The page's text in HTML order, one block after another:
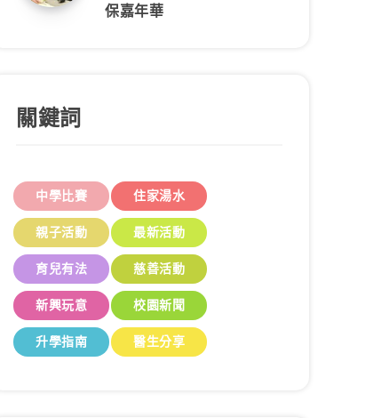
保嘉年華
關鍵詞
中學比賽 住家湯水
親子活動 最新活動
育兒有法 慈善活動
新興玩意 校園新聞
升學指南 醫生分享